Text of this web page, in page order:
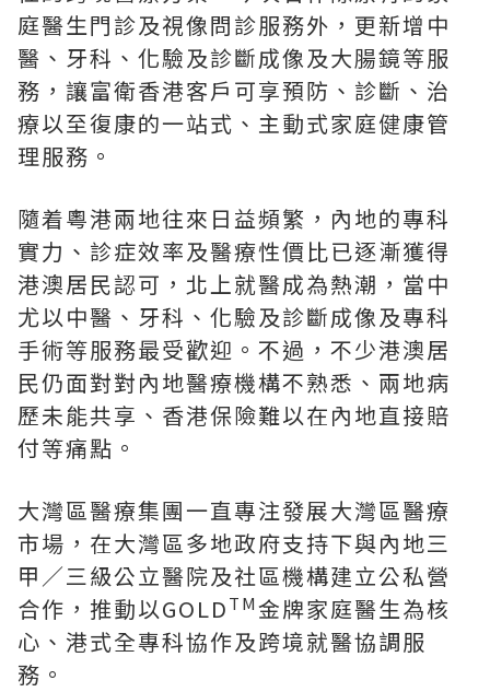
庭醫生門診及視像問診服務外，更新增中
醫、牙科、化驗及診斷成像及大腸鏡等服
務，讓富衛香港客戶可享預防、診斷、治
療以至復康的一站式、主動式家庭健康管
理服務。
隨着粵港兩地往來日益頻繁，內地的專科
實力、診症效率及醫療性價比已逐漸獲得
港澳居民認可，北上就醫成為熱潮，當中
尤以中醫、牙科、化驗及診斷成像及專科
手術等服務最受歡迎。不過，不少港澳居
民仍面對對內地醫療機構不熟悉、兩地病
歷未能共享、香港保險難以在內地直接賠
付等痛點。
大灣區醫療集團一直專注發展大灣區醫療
市場，在大灣區多地政府支持下與內地三
甲／三級公立醫院及社區機構建立公私營
合作，推動以GOLDTM金牌家庭醫生為核
心、港式全專科協作及跨境就醫協調服
務。